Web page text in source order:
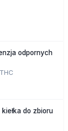
odpornych
do zbioru